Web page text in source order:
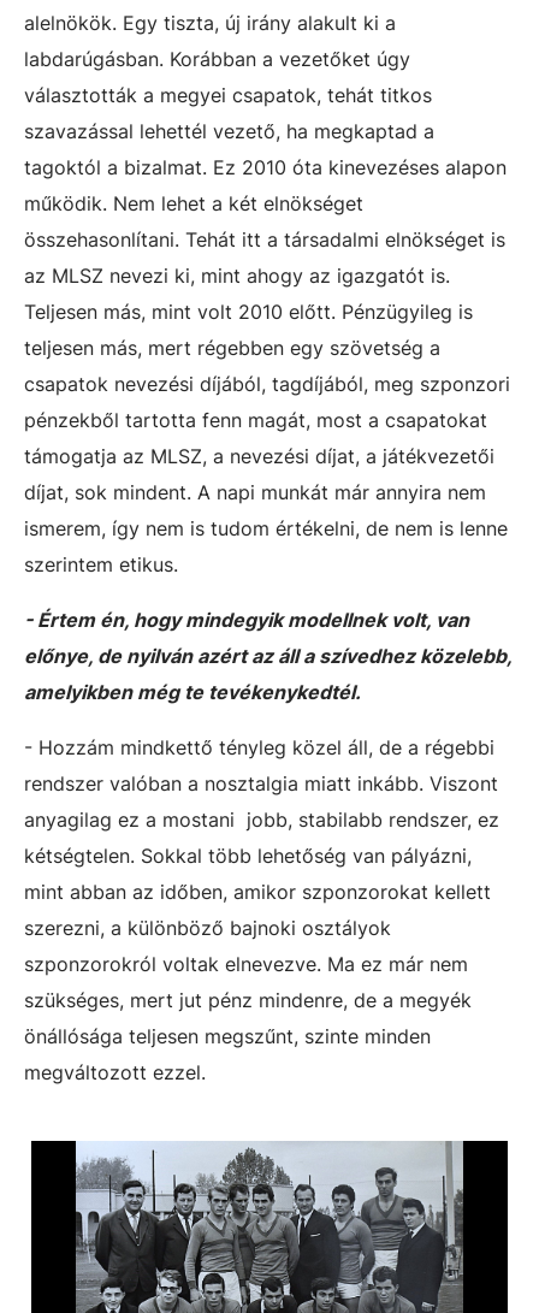
alelnökök. Egy tiszta, új irány alakult ki a
labdarúgásban. Korábban a vezetőket úgy
választották a megyei csapatok, tehát titkos
szavazással lehettél vezető, ha megkaptad a
tagoktól a bizalmat. Ez 2010 óta kinevezéses alapon
működik. Nem lehet a két elnökséget
összehasonlítani. Tehát itt a társadalmi elnökséget is
az MLSZ nevezi ki, mint ahogy az igazgatót is.
Teljesen más, mint volt 2010 előtt. Pénzügyileg is
teljesen más, mert régebben egy szövetség a
csapatok nevezési díjából, tagdíjából, meg szponzori
pénzekből tartotta fenn magát, most a csapatokat
támogatja az MLSZ, a nevezési díjat, a játékvezetői
díjat, sok mindent. A napi munkát már annyira nem
ismerem, így nem is tudom értékelni, de nem is lenne
szerintem etikus.
- Értem én, hogy mindegyik modellnek volt, van
előnye, de nyilván azért az áll a szívedhez közelebb,
amelyikben még te tevékenykedtél.
- Hozzám mindkettő tényleg közel áll, de a régebbi
rendszer valóban a nosztalgia miatt inkább. Viszont
anyagilag ez a mostani jobb, stabilabb rendszer, ez
kétségtelen. Sokkal több lehetőség van pályázni,
mint abban az időben, amikor szponzorokat kellett
szerezni, a különböző bajnoki osztályok
szponzorokról voltak elnevezve. Ma ez már nem
szükséges, mert jut pénz mindenre, de a megyék
önállósága teljesen megszűnt, szinte minden
megváltozott ezzel.